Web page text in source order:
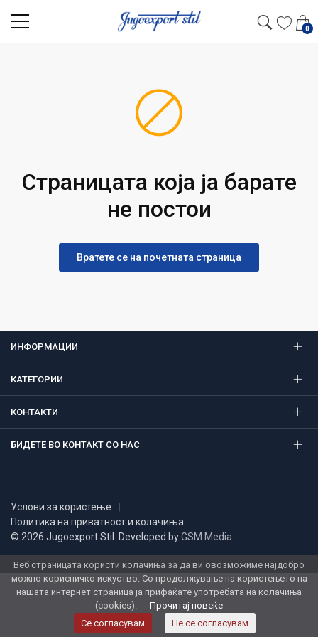
0
Страницата која ја барате
не постои
Вратете се на почетната страница
ИНФОРМАЦИИ
КАТЕГОРИИ
КОНТАКТИ
БИДЕТЕ ВО КОНТАКТ СО НАС
Услови за користење
Политика на приватност и колачиња
© 2026 Jugoexport Stil. Developed byGSM Media
Веб страницата користи колачиња за да ви овозможиме најдобро
можно корисничко искуство. Со продолжување на користењето на
нашата интернет страница ја прифаќате употребата на колачиња
(cookies).
Прочитај повеќе
Се согласувам
Не се согласувам